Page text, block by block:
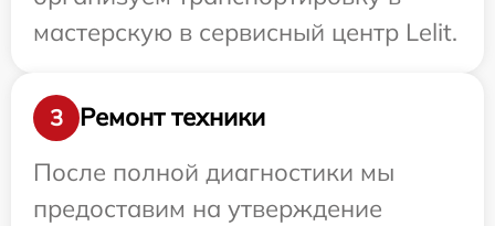
мастерскую в сервисный центр Lelit.
3
Ремонт техники
После полной диагностики мы
предоставим на утверждение